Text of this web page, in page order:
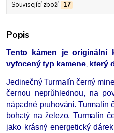
Související zboží 17
Popis
Tento kámen je
vyfocený typ kamene, který
JedinečnýTurmalín černý
černou neprůhlednou, na
nápadné pruhování. Turmalín
bohatý na železo. Turmalín
jako krásný energetický